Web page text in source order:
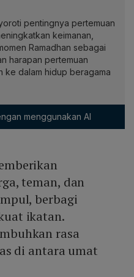
pentingnya pertemuan
keimanan,
Ramadhan sebagai
harapan pertemuan
ke dalam hidup beragama
menggunakan AI
teman, dan
berbagi
ikatan.
rasa
di antara umat